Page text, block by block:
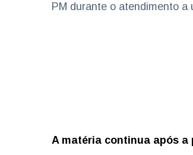
PM durante o atendimento a
A matéria continua após a